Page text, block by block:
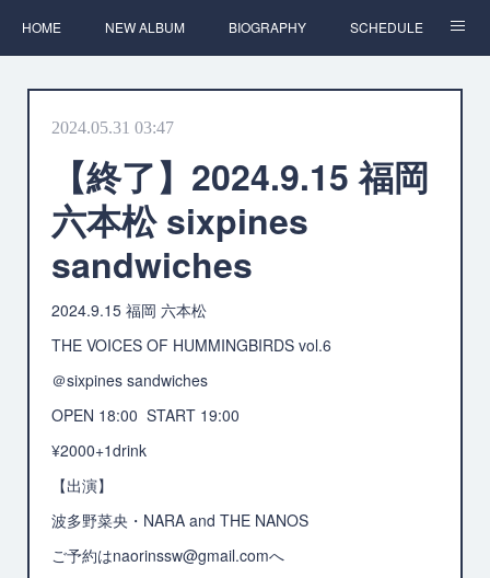
HOME NEW ALBUM BIOGRAPHY SCHEDULE
2024.05.31 03:47
【終了】2024.9.15 福岡
六本松 sixpines
sandwiches
2024.9.15 福岡 六本松
THE VOICES OF HUMMINGBIRDS vol.6
＠sixpines sandwiches
OPEN 18:00 START 19:00
¥2000+1drink
【出演】
波多野菜央・NARA and THE NANOS
ご予約はnaorinssw@gmail.comへ